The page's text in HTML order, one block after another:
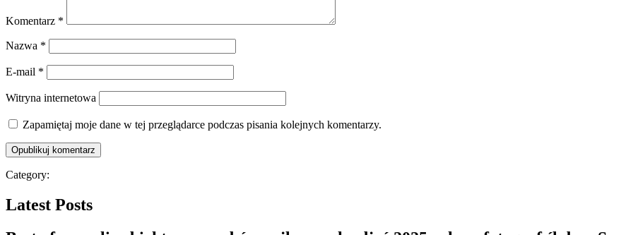
Komentarz *
Nazwa *
E-mail *
Witryna internetowa
Zapamiętaj moje dane w tej przeglądarce podczas pisania kolejnych komentarzy.
Category:
Latest Posts